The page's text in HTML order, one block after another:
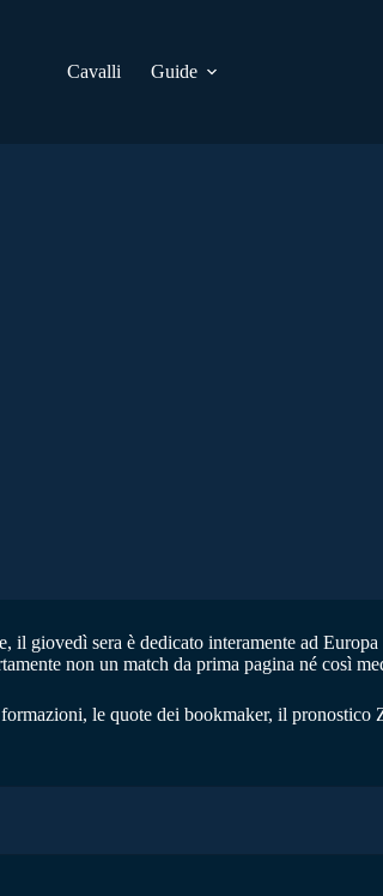
Cavalli Guide
giovedì sera è dedicato interamente ad
non un match da prima pagina né così
le quote dei bookmaker, il